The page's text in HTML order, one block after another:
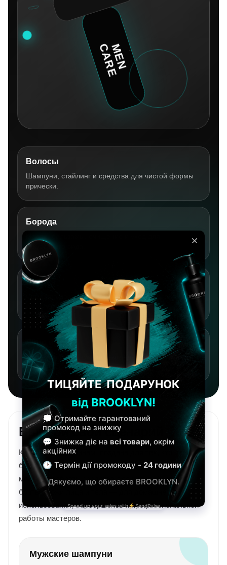
Волосы
Шампуни, стайлинг и средства для чистой формы
прически.
Борода
Масла, бальзамы, очищение и уход для
аккуратного вида.
Бритье
Средства до, во время и после бритья для
комфорта кожи.
Лицо и тело
Уход, который помогает выглядеть свежо каждый
день.
Выбери свой сценарий ухода
Категория “Мужчинам” создана для тех, кто ценит
быстрый, понятный и эффективный уход. Здесь
можно подобрать средства для волос, бороды,
бритья, кожи лица и тела — для домашнего
использования, барбершопов и профессиональной
работы мастеров.
Мужские шампуни